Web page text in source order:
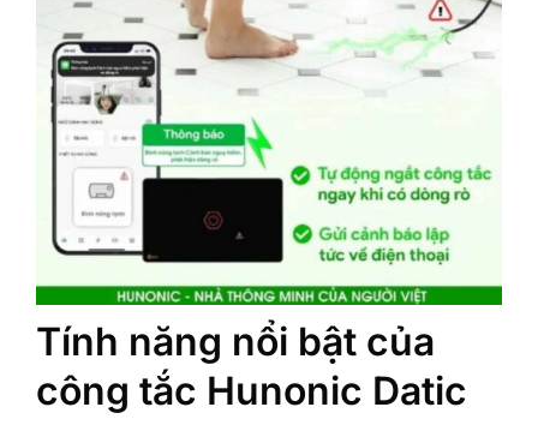
Tính năng nổi bật của
công tắc Hunonic Datic